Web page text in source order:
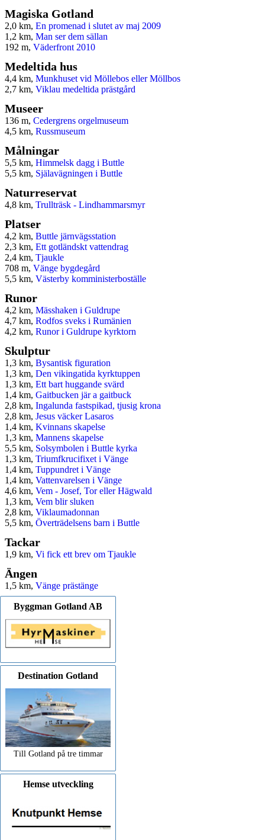
Magiska Gotland
2,0 km, En promenad i slutet av maj 2009
1,2 km, Man ser dem sällan
192 m, Väderfront 2010
Medeltida hus
4,4 km, Munkhuset vid Möllebos eller Möllbos
2,7 km, Viklau medeltida prästgård
Museer
136 m, Cedergrens orgelmuseum
4,5 km, Russmuseum
Målningar
5,5 km, Himmelsk dagg i Buttle
5,5 km, Själavägningen i Buttle
Naturreservat
4,8 km, Trullträsk - Lindhammarsmyr
Platser
4,2 km, Buttle järnvägsstation
2,3 km, Ett gotländskt vattendrag
2,4 km, Tjaukle
708 m, Vänge bygdegård
5,5 km, Västerby komministerboställe
Runor
4,2 km, Mässhaken i Guldrupe
4,7 km, Rodfos sveks i Rumänien
4,2 km, Runor i Guldrupe kyrktorn
Skulptur
1,3 km, Bysantisk figuration
1,3 km, Den vikingatida kyrktuppen
1,3 km, Ett bart huggande svärd
1,4 km, Gaitbucken jär a gaitbuck
2,8 km, Ingalunda fastspikad, tjusig krona
2,8 km, Jesus väcker Lasaros
1,4 km, Kvinnans skapelse
1,3 km, Mannens skapelse
5,5 km, Solsymbolen i Buttle kyrka
1,3 km, Triumfkrucifixet i Vänge
1,4 km, Tuppundret i Vänge
1,4 km, Vattenvarelsen i Vänge
4,6 km, Vem - Josef, Tor eller Hägwald
1,3 km, Vem blir sluken
2,8 km, Viklaumadonnan
5,5 km, Överträdelsens barn i Buttle
Tackar
1,9 km, Vi fick ett brev om Tjaukle
Ängen
1,5 km, Vänge prästänge
Byggman Gotland AB
Destination Gotland
Till Gotland på tre timmar
Hemse utveckling